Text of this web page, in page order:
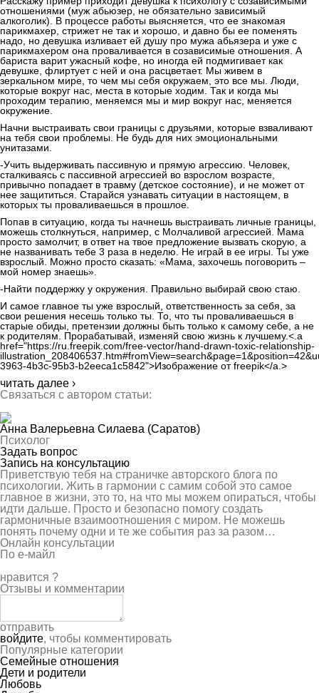
отношениями (муж абьюзер, не обязательно зависимый
алкоголик). В процессе работы выясняется, что ее знакомая
парикмахер, стрижет не так и хорошо, и давно бы ее поменять
надо, но девушка изливает ей душу про мужа абьязера и уже с
парикмахером она проваливается в созависимые отношения. А
бариста варит ужасный кофе, но иногда ей подмигивает как
девушке, флиртует с ней и она расцветает. Мы живем в
зеркальном мире, то чем мы себя окружаем, это все мы. Люди,
которые вокруг нас, места в которые ходим. Так и когда мы
проходим терапию, меняемся мы и мир вокруг нас, меняется
окружение.
Начни выстраивать свои границы с друзьями, которые взваливают
на тебя свои проблемы. Не будь для них эмоциональными
унитазами.
-Учить выдерживать пассивную и прямую агрессию. Человек,
сталкиваясь с пассивной агрессией во взрослом возрасте,
привычно попадает в травму (детское состояние), и не может от
нее защититься. Старайся узнавать ситуации в настоящем, в
которых ты проваливаешься в прошлое.
Попав в ситуацию, когда ты начнешь выстраивать личные границы,
можешь столкнуться, например, с Молчаливой агрессией. Мама
просто замолчит, в ответ на твое предложение вызвать скорую, а
не названивать тебе 3 раза в неделю. Не играй в ее игры. Ты уже
взрослый. Можно просто сказать: «Мама, захочешь поговорить –
мой номер знаешь».
-Найти поддержку у окружения. Правильно выбирай свою стаю.
И самое главное ты уже взрослый, ответственность за себя, за
свои решения несешь только ты. То, что ты проваливаешься в
старые обиды, претензии должны быть только к самому себе, а не
к родителям. Прорабатывай, изменяй свою жизнь к лучшему.<.a
href="https://ru.freepik.com/free-vector/hand-drawn-toxic-relationship-
3963-4b3c-95b3-b2eeca1c5842">Изображение от freepik</a.>
читать далее ›
Связаться с автором статьи:
Анна Валерьевна Силаева (Саратов)
Психолог
Задать вопрос
Запись на консультацию
Приветствую тебя на страничке авторского блога по
психологии. Жить в гармонии с самим собой это самое
главное в жизни, это то, на что мы можем опираться, чтобы
идти дальше. Просто и безопасно помогу создать
гармоничные взаимоотношения с миром. Не можешь
понять почему одни и те же события раз за разом…
Онлайн консультации
По е-майл
нравится ?
Отзывы и комментарии
отправить
войдите, чтобы комментировать
Популярные категории
Семейные отношения
Дети и родители
Любовь